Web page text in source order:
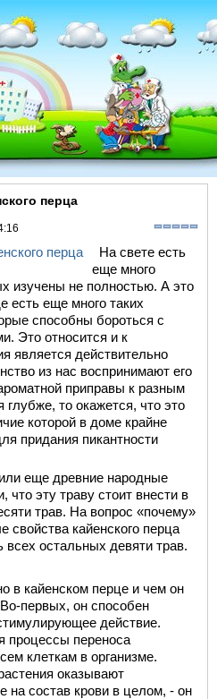
перца
На свете есть
еще много
изучены не полностью. А это
есть еще много таких
способны бороться с
Это относится и к
является действительно
из нас воспринимают его
приправы к разным
то окажется, что это
которой в доме крайне
придания пикантности
еще древние народные
эту траву стоит внести в
трав. На вопрос «почему»
свойства кайенского перца
остальных девяти трав.
в кайенском перце и чем он
первых, он способен
действие.
процессы переноса
клеткам в организме.
оказывают
на состав крови в целом, - он